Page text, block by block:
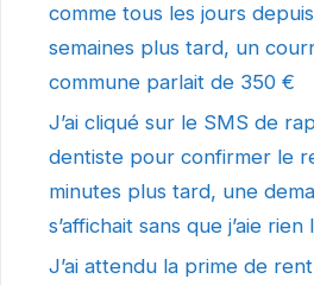
comme tous les jours
semaines plus tard, un
commune parlait de 350 €
J’ai cliqué sur le SMS de
dentiste pour confirmer le
minutes plus tard, une
s’affichait sans que j’aie rien
J’ai attendu la prime de